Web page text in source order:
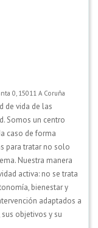
0, 15011 A Coruña
de vida de las
Somos un centro
caso de forma
para tratar no solo
Nuestra manera
activa: no se trata
bienestar y
adaptados a
objetivos y su